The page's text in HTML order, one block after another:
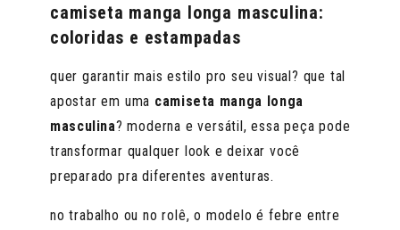
camiseta manga longa masculina:
coloridas e estampadas
quer garantir mais estilo pro seu visual? que tal
apostar em uma camiseta manga longa
masculina? moderna e versátil, essa peça pode
transformar qualquer look e deixar você
preparado pra diferentes aventuras.
no trabalho ou no rolê, o modelo é febre entre